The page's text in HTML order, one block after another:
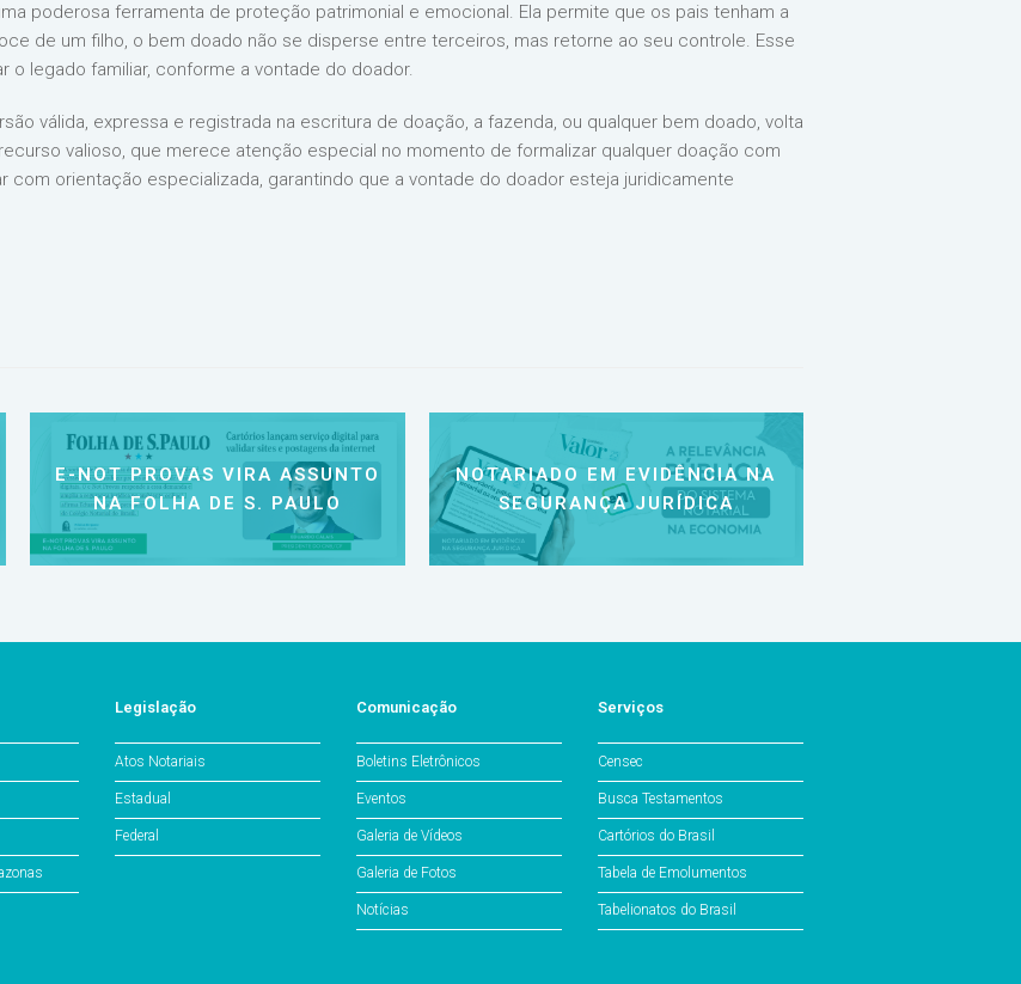
poderosa ferramenta de proteção patrimonial e emocional. Ela permite que os pais tenham a
de um filho, o bem doado não se disperse entre terceiros, mas retorne ao seu controle. Esse
legado familiar, conforme a vontade do doador.
válida, expressa e registrada na escritura de doação, a fazenda, ou qualquer bem doado, volta
valioso, que merece atenção especial no momento de formalizar qualquer doação com
com orientação especializada, garantindo que a vontade do doador esteja juridicamente
E-NOT PROVAS VIRA ASSUNTO
NA FOLHA DE S. PAULO
NOTARIADO EM EVIDÊNCIA NA
SEGURANÇA JURÍDICA
Legislação
Atos Notariais
Estadual
Federal
Comunicação
Boletins Eletrônicos
Eventos
Galeria de Vídeos
Galeria de Fotos
Notícias
Serviços
Censec
Busca Testamentos
Cartórios do Brasil
Tabela de Emolumentos
Tabelionatos do Brasil